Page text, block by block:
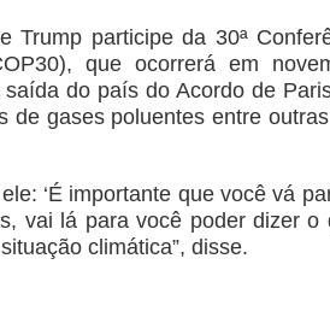
Trump participe da 30ª
que ocorrerá em
do país do Acordo de
de gases poluentes entre
‘É importante que você vá
vai lá para você poder dizer o
climática”, disse.